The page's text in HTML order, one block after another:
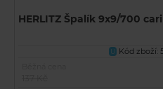
HERLITZ Špalík 9x9/700
U
Kód zboží: